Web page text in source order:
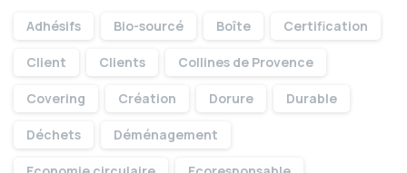
Adhésifs Bio-sourcé Boîte Certification
Client Clients Collines de Provence
Covering Création Dorure Durable
Déchets Déménagement